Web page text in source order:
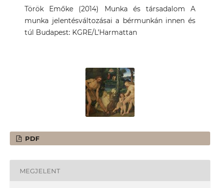
Török Emőke (2014) Munka és társadalom A
munka jelentésváltozásai a bérmunkán innen és
túl Budapest: KGRE/L’Harmattan
PDF
MEGJELENT